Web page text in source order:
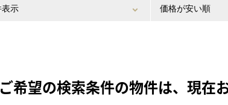
ご希望の検索条件の物件は、現在